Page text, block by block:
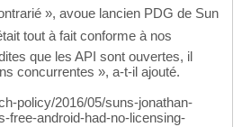
», avoue lancien PDG de Sun
tout à fait conforme à nos
que les API sont ouvertes, il
concurrentes », a-t-il ajouté.
policy/2016/05/suns-jonathan-
free-android-had-no-licensing-